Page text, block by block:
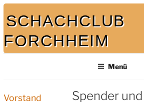
Zum
Inhalt
springen
SCHACHCLUB
FORCHHEIM
Menü
Vorstand
Spender und